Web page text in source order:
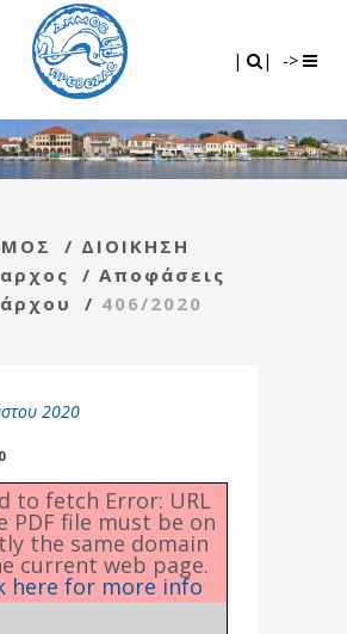
| | ->
/ ΔΙΟΙΚΗΣΗ
/ Αποφάσεις
/ 406/2020
2020
to fetch Error: URL
PDF file must be on
the same domain
current web page.
here for more info